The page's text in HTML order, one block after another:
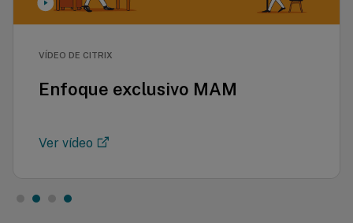
VÍDEO DE CITRIX
Enfoque exclusivo MAM
Ver vídeo